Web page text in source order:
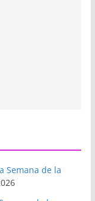
Semana de la